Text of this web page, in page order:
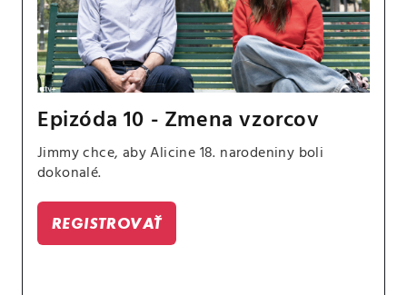
Epizóda 10 - Zmena vzorcov
Jimmy chce, aby Alicine 18. narodeniny boli
dokonalé.
REGISTROVAŤ